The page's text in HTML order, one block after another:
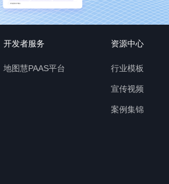
开发者服务
地图慧PAAS平台
资源中心
行业模板
宣传视频
案例集锦